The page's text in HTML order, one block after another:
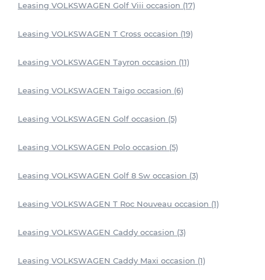
Leasing VOLKSWAGEN Golf Viii occasion (17)
Leasing VOLKSWAGEN T Cross occasion (19)
Leasing VOLKSWAGEN Tayron occasion (11)
Leasing VOLKSWAGEN Taigo occasion (6)
Leasing VOLKSWAGEN Golf occasion (5)
Leasing VOLKSWAGEN Polo occasion (5)
Leasing VOLKSWAGEN Golf 8 Sw occasion (3)
Leasing VOLKSWAGEN T Roc Nouveau occasion (1)
Leasing VOLKSWAGEN Caddy occasion (3)
Leasing VOLKSWAGEN Caddy Maxi occasion (1)